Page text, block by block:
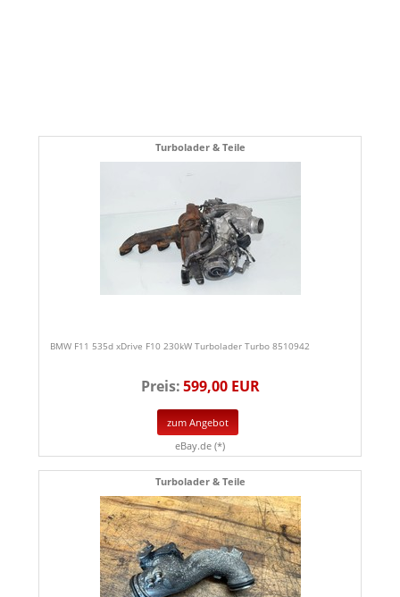
Turbolader & Teile
BMW F11 535d xDrive F10 230kW Turbolader Turbo 8510942
Preis:599,00 EUR
zum Angebot
eBay.de (*)
Turbolader & Teile